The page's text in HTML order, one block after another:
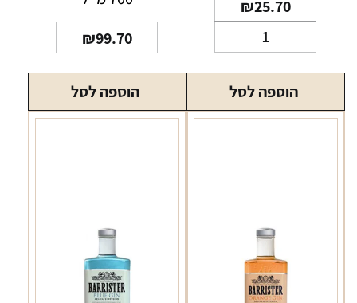
₪25.70
של
וודקה
בלנקיה
200
הוספה לסל
₪99.70
הוספה לסל